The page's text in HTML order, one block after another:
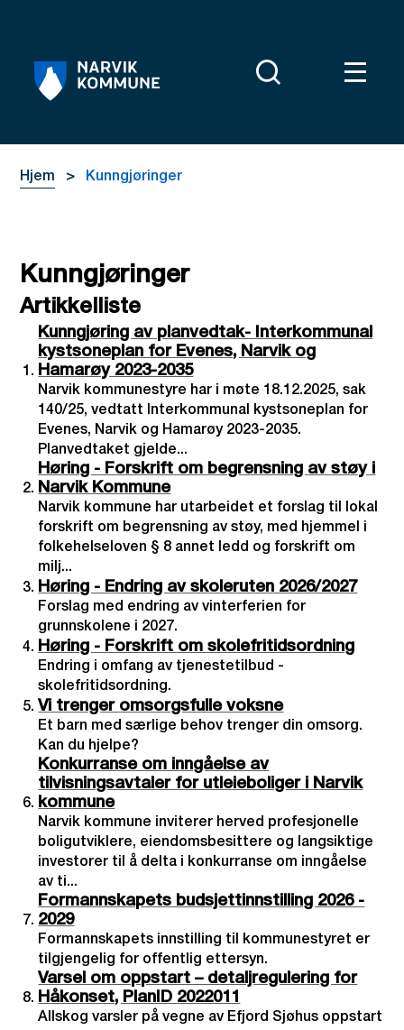
Du er her:
Hjem Kunngjøringer
Kunngjøringer
Artikkelliste
Kunngjøring av planvedtak- Interkommunal
kystsoneplan for Evenes, Narvik og
Hamarøy 2023-2035
Narvik kommunestyre har i møte 18.12.2025, sak
140/25, vedtatt Interkommunal kystsoneplan for
Evenes, Narvik og Hamarøy 2023-2035.
Planvedtaket gjelde...
Høring - Forskrift om begrensning av støy i
Narvik Kommune
Narvik kommune har utarbeidet et forslag til lokal
forskrift om begrensning av støy, med hjemmel i
folkehelseloven § 8 annet ledd og forskrift om
milj...
Høring - Endring av skoleruten 2026/2027
Forslag med endring av vinterferien for
grunnskolene i 2027.
Høring - Forskrift om skolefritidsordning
Endring i omfang av tjenestetilbud -
skolefritidsordning.
Vi trenger omsorgsfulle voksne
Et barn med særlige behov trenger din omsorg.
Kan du hjelpe?
Konkurranse om inngåelse av
tilvisningsavtaler for utleieboliger i Narvik
kommune
Narvik kommune inviterer herved profesjonelle
boligutviklere, eiendomsbesittere og langsiktige
investorer til å delta i konkurranse om inngåelse
av ti...
Formannskapets budsjettinnstilling 2026 -
2029
Formannskapets innstilling til kommunestyret er
tilgjengelig for offentlig ettersyn.
Varsel om oppstart – detaljregulering for
Håkonset, PlanID 2022011
Allskog varsler på vegne av Efjord Sjøhus oppstart